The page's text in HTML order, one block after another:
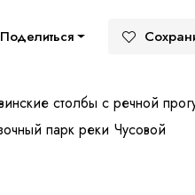
Поделиться